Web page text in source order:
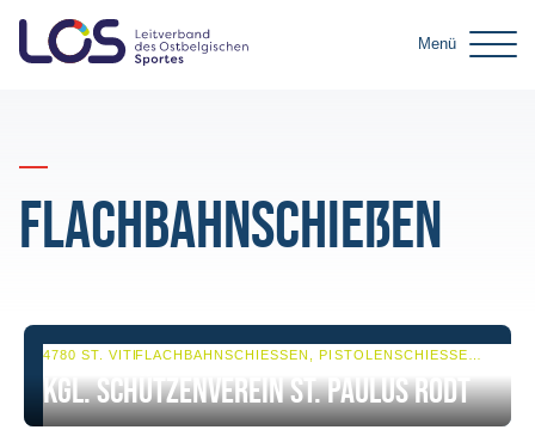
Menü
Flachbahnschießen
4780 ST. VITH
Kgl. Schützenverein St. Paulus Rodt